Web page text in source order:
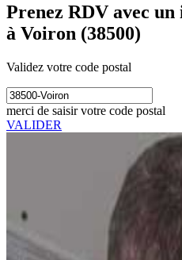
Prenez RDV avec
à Voiron (38500)
Validez votre code postal
merci de saisir votre code postal
VALIDER